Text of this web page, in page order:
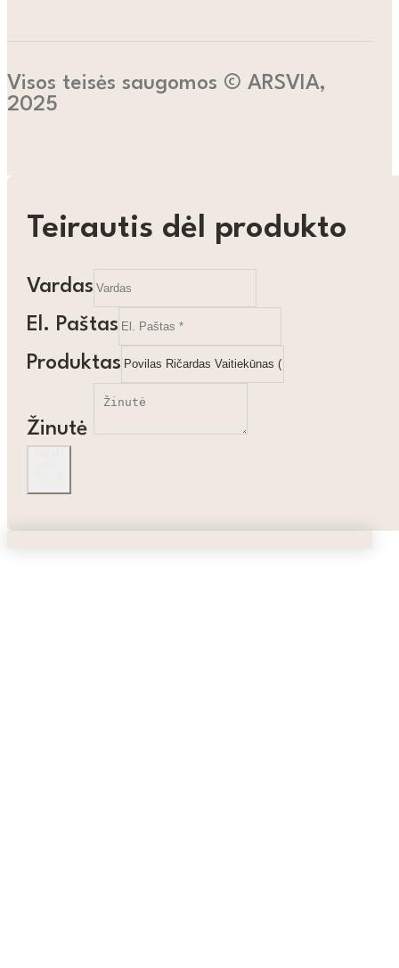
Visos teisės saugomos © ARSVIA,
2025
Teirautis dėl produkto
Vardas
El. Paštas
Produktas
Žinutė